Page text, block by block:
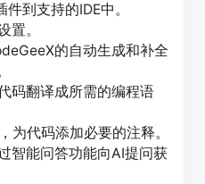
到支持的IDE中。
置。
的自动生成和补全
码翻译成所需的编程语
为代码添加必要的注释。
智能问答功能向AI提问获